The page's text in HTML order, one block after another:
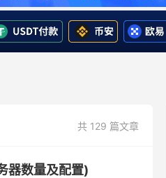
共 129 篇文章
器数量及配置)